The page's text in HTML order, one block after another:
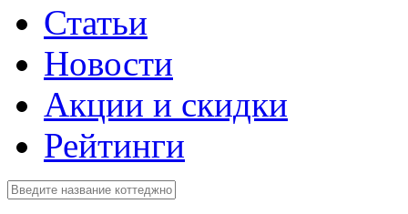
Статьи
Новости
Акции и скидки
Рейтинги